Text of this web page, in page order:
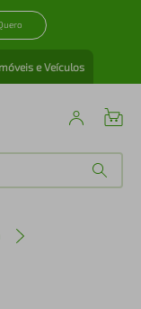
e Veículos